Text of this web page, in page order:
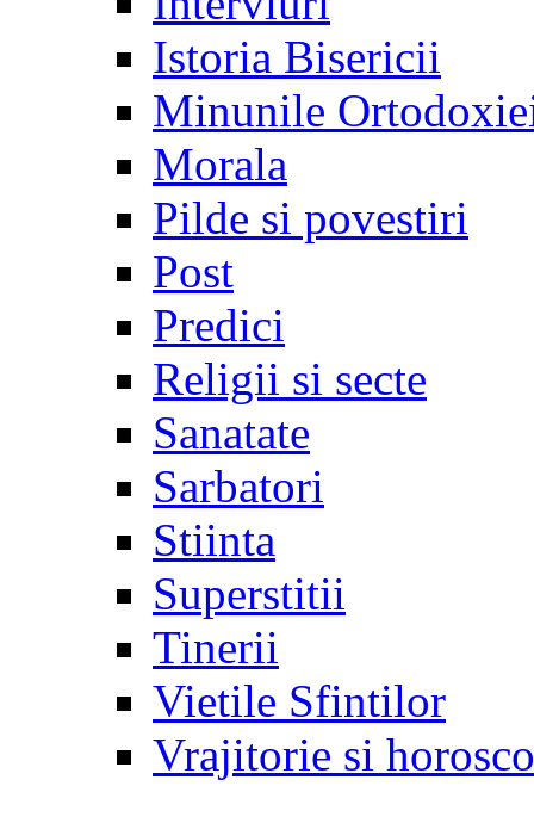
Istoria Bisericii
Minunile
Morala
Pilde si povestiri
Post
Predici
Religii si secte
Sanatate
Sarbatori
Stiinta
Superstitii
Tinerii
Vietile Sfintilor
Vrajitorie si